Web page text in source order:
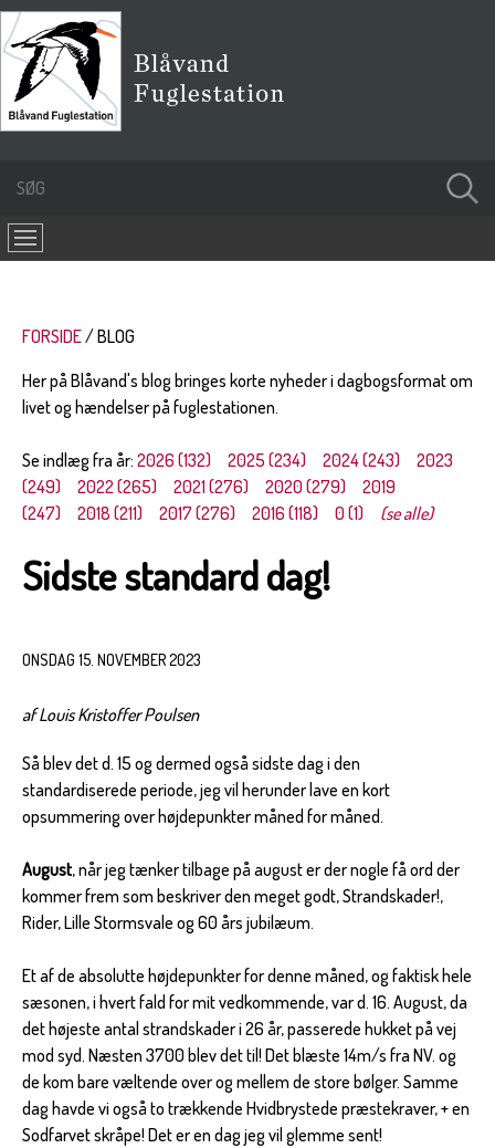
FORSIDE
BLOG
Her på Blåvand's blog bringes korte nyheder i dagbogsformat om
livet og hændelser på fuglestationen.
Se indlæg fra år: 2026 (132) 2025 (234) 2024 (243)
2023
(249)
2022 (265) 2021 (276) 2020 (279)
2019
(247)
2018 (211) 2017 (276) 2016 (118) 0 (1) (se alle)
Sidste standard dag!
ONSDAG 15. NOVEMBER 2023
af Louis Kristoffer Poulsen
Så blev det d. 15 og dermed også sidste dag i den
standardiserede periode, jeg vil herunder lave en kort
opsummering over højdepunkter måned for måned.
August, når jeg tænker tilbage på august er der nogle få ord der
kommer frem som beskriver den meget godt, Strandskader!,
Rider, Lille Stormsvale og 60 års jubilæum.
Et af de absolutte højdepunkter for denne måned, og faktisk hele
sæsonen, i hvert fald for mit vedkommende, var d. 16. August, da
det højeste antal strandskader i 26 år, passerede hukket på vej
mod syd. Næsten 3700 blev det til! Det blæste 14m/s fra NV. og
de kom bare væltende over og mellem de store bølger. Samme
dag havde vi også to trækkende Hvidbrystede præstekraver, + en
Sodfarvet skråpe! Det er en dag jeg vil glemme sent!